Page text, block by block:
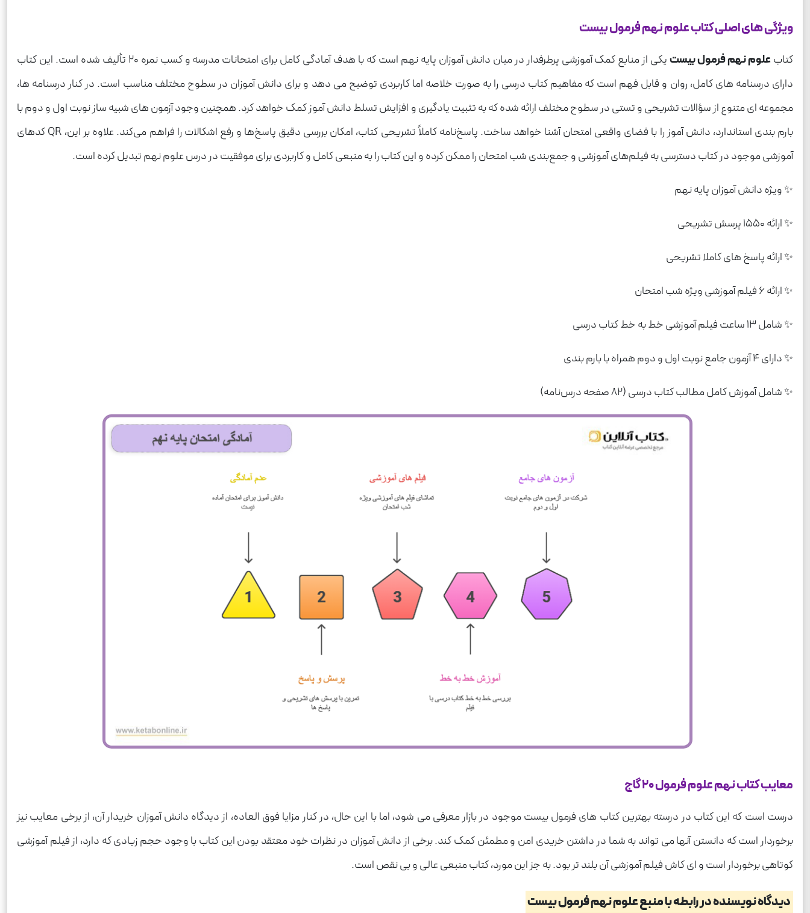
ویژگی های اصلی کتاب علوم نهم فرمول بیست
کتابعلوم نهم فرمول بیست
یکی از منابع کمک آموزشی پرطرفدار در میان دانش آموزان پایه نهم است که با هدف آمادگی کامل برای امتحانات مدرسه و کسب نمره ۲۰ تألیف شده است. این کتاب
دارای درسنامه های کامل، روان و قابل فهم است که مفاهیم کتاب درسی را به صورت خلاصه اما کاربردی توضیح می دهد و برای دانش آموزان در سطوح مختلف مناسب است. در کنار درسنامه ها،
مجموعه ای متنوع از سؤالات تشریحی و تستی در سطوح مختلف ارائه شده که به تثبیت یادگیری و افزایش تسلط دانش آموز کمک خواهد کرد. همچنین وجود آزمون های شبیه ساز نوبت اول و دوم با
بارم بندی استاندارد، دانش آموز را با فضای واقعی امتحان آشنا خواهد ساخت. پاسخ‌نامه کاملاً تشریحی کتاب، امکان بررسی دقیق پاسخ‌ها و رفع اشکالات را فراهم می‌کند. علاوه بر این، QR کدهای
آموزشی موجود در کتاب دسترسی به فیلم‌های آموزشی و جمع‌بندی شب امتحان را ممکن کرده و این کتاب را به منبعی کامل و کاربردی برای موفقیت در درس علوم نهم تبدیل کرده است.
✨ ویژه دانش آموزان پایه نهم
✨ ارائه 1550 پرسش تشریحی
✨ ارائه پاسخ های کاملا تشریحی
✨ ارائه 6 فیلم آموزشی ویژه شب امتحان
✨ شامل 13 ساعت فیلم آموزشی خط به خط کتاب درسی
✨ دارای 4 آزمون جامع نوبت اول و دوم همراه با بارم بندی
✨ شامل آموزش کامل مطالب کتاب درسی (82 صفحه درس‌نامه)
معایب کتاب نهم علوم فرمول 20 گاج
درست است که این کتاب در درسته بهترین کتاب های فرمول بیست موجود در بازار معرفی می شود، اما با این حال، در کنار مزایا فوق العاده، از دیدگاه دانش آموزان خریدار آن، از برخی معایب نیز
برخوردار است که دانستن آنها می تواند به شما در داشتن خریدی امن و مطمئن کمک کند. برخی از دانش آموزان در نظرات خود معتقد بودن این کتاب با وجود حجم زیادی که دارد، از فیلم آموزشی
کوتاهی برخوردار است و ای کاش فیلم آموزشی آن بلند تر بود. به جز این مورد، کتاب منبعی عالی و بی نقص است.
دیدگاه نویسنده در رابطه با منبع علوم نهم فرمول بیست